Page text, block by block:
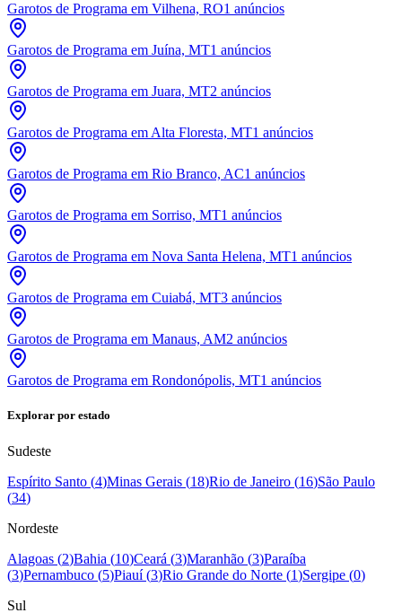
Garotos de Programa em Vilhena, RO1 anúncios
Garotos de Programa em Juína, MT1 anúncios
Garotos de Programa em Juara, MT2 anúncios
Garotos de Programa em Alta Floresta, MT1 anúncios
Garotos de Programa em Rio Branco, AC1 anúncios
Garotos de Programa em Sorriso, MT1 anúncios
Garotos de Programa em Nova Santa Helena, MT1 anúncios
Garotos de Programa em Cuiabá, MT3 anúncios
Garotos de Programa em Manaus, AM2 anúncios
Garotos de Programa em Rondonópolis, MT1 anúncios
Explorar por estado
Sudeste
Espírito Santo (4)Minas Gerais (18)Rio de Janeiro (16)São Paulo
(34)
Nordeste
Alagoas (2)Bahia (10)Ceará (3)Maranhão (3)Paraíba
(3)Pernambuco (5)Piauí(3)Rio Grande do Norte (1)Sergipe (0)
Sul